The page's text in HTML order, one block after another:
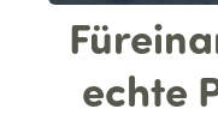
echte